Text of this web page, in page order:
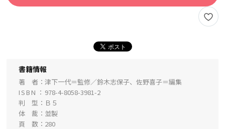
書籍情報
著 者
津下一代＝監修／鈴木志保子、佐野喜子＝編集
ISBN
978-4-8058-3981-2
判 型
Ｂ５
体 裁
並製
頁 数
280